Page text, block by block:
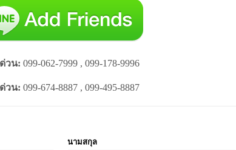
วน: 099-062-7999 , 099-178-9996
วน: 099-674-8887 , 099-495-8887
นามสกุล